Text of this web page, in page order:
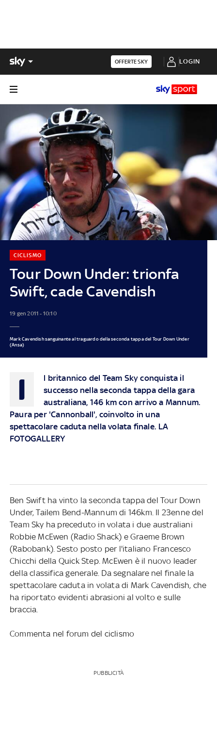
OFFERTE SKY LOGIN
Tour Down Under: trionfa
Swift, cade Cavendish
CICLISMO
19 gen 2011 - 10:10
Mark Cavendish sanguinante al traguardo della seconda tappa del Tour Down Under
(Ansa)
I
l britannico del Team Sky conquista il
successo nella seconda tappa della gara
australiana, 146 km con arrivo a Mannum.
Paura per 'Cannonball', coinvolto in una
spettacolare caduta nella volata finale. LA
FOTOGALLERY
Ben Swift ha vinto la seconda tappa del Tour Down
Under, Tailem Bend-Mannum di 146km. Il 23enne del
Team Sky ha preceduto in volata i due australiani
Robbie McEwen (Radio Shack) e Graeme Brown
(Rabobank). Sesto posto per l'italiano Francesco
Chicchi della Quick Step. McEwen è il nuovo leader
della classifica generale. Da segnalare nel finale la
spettacolare caduta in volata di Mark Cavendish, che
ha riportato evidenti abrasioni al volto e sulle
braccia.
Commenta nel forum del ciclismo
PUBBLICITÀ